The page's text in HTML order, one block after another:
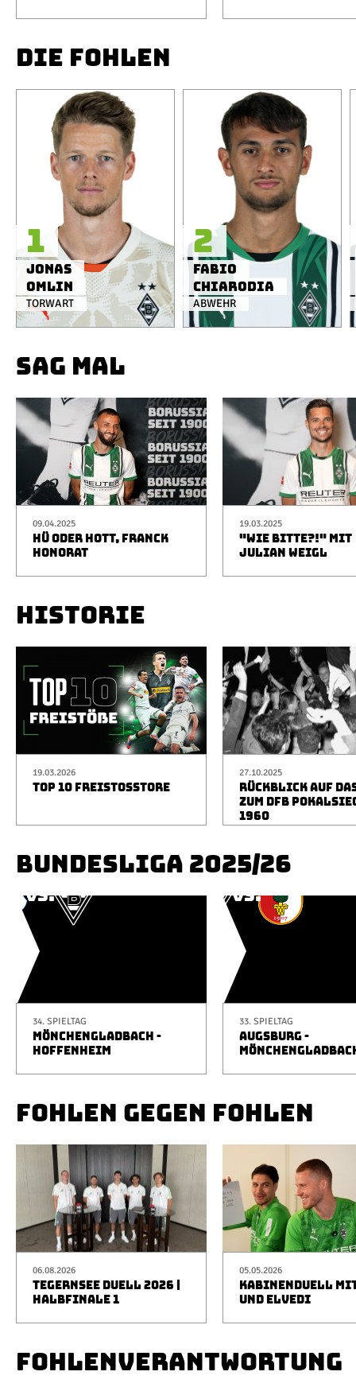
DIE FOHLEN
TORWART
Jonas
Omlin
1
ABWEHR
Fabio
Chiarodia
2
SAG MAL
09.04.2025
HÜ ODER HOTT, FRANCK
HONORAT
19.03.2025
"WIE BITTE?!" MIT
JULIAN WEIGL
HISTORIE
19.03.2026
TOP 10 FREISTOSSTORE
27.10.2025
RÜCKBLICK AUF
ZUM DFB
1960
BUNDESLIGA 2025/26
34. SPIELTAG
MÖNCHENGLADBACH -
HOFFENHEIM
33. SPIELTAG
AUGSBURG -
FOHLEN GEGEN FOHLEN
06.08.2026
TEGERNSEE DUELL 2026 |
HALBFINALE 1
05.05.2026
KABINENDUELL
UND ELVEDI
FOHLENVERANTWORTUNG